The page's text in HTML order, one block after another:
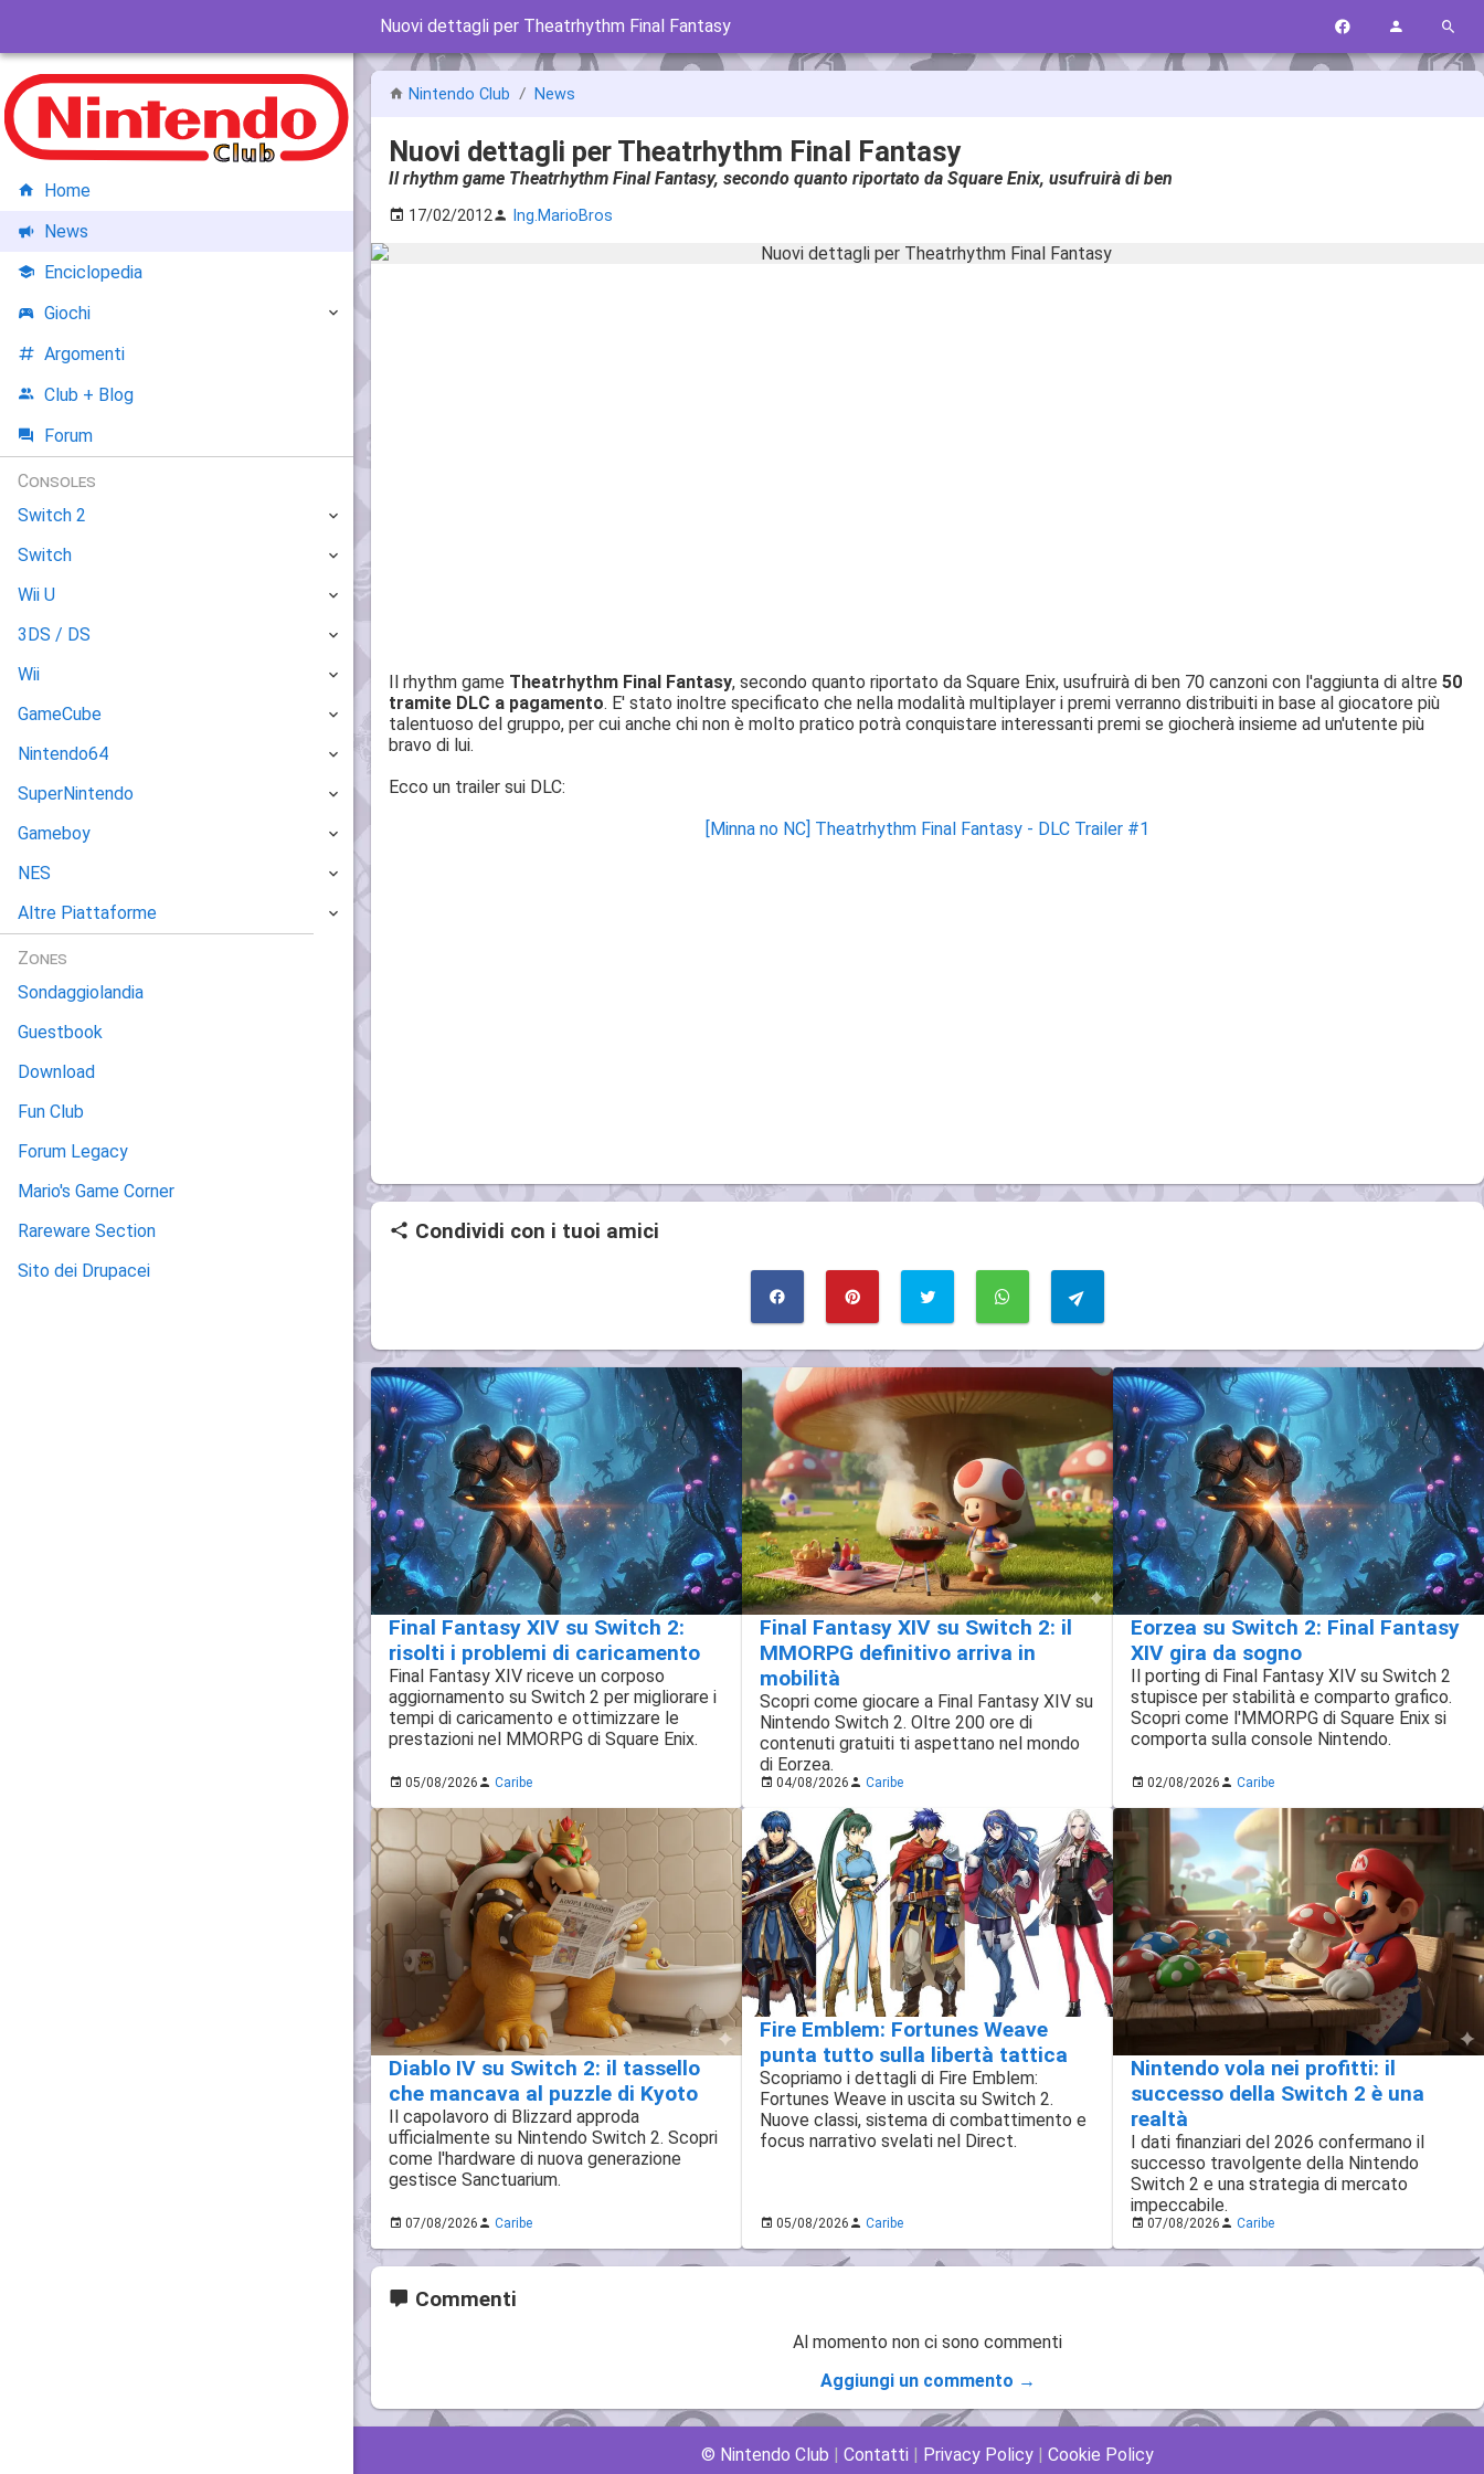
Nuovi dettagli per Theatrhythm Final Fantasy
Nintendo Club News
Nuovi dettagli per Theatrhythm Final Fantasy
Il rhythm game Theatrhythm Final Fantasy, secondo quanto riportato da Square Enix, usufruirà di ben
17/02/2012 Ing.MarioBros
Il rhythm game Theatrhythm Final Fantasy, secondo quanto riportato da Square Enix, usufruirà di ben 70 canzoni con l'aggiunta di altre 50
tramite DLC a pagamento. E' stato inoltre specificato che nella modalità multiplayer i premi verranno distribuiti in base al giocatore più
talentuoso del gruppo, per cui anche chi non è molto pratico potrà conquistare interessanti premi se giocherà insieme ad un'utente più
bravo di lui.
Ecco un trailer sui DLC:
[Minna no NC] Theatrhythm Final Fantasy - DLC Trailer #1
Condividi con i tuoi amici
Final Fantasy XIV su Switch 2:
risolti i problemi di caricamento
Final Fantasy XIV riceve un corposo
aggiornamento su Switch 2 per migliorare i
tempi di caricamento e ottimizzare le
prestazioni nel MMORPG di Square Enix.
05/08/2026 Caribe
Final Fantasy XIV su Switch 2: il
MMORPG definitivo arriva in
mobilità
Scopri come giocare a Final Fantasy XIV su
Nintendo Switch 2. Oltre 200 ore di
contenuti gratuiti ti aspettano nel mondo
di Eorzea.
04/08/2026 Caribe
Eorzea su Switch 2: Final Fantasy
XIV gira da sogno
Il porting di Final Fantasy XIV su Switch 2
stupisce per stabilità e comparto grafico.
Scopri come l'MMORPG di Square Enix si
comporta sulla console Nintendo.
02/08/2026 Caribe
Diablo IV su Switch 2: il tassello
che mancava al puzzle di Kyoto
Il capolavoro di Blizzard approda
ufficialmente su Nintendo Switch 2. Scopri
come l'hardware di nuova generazione
gestisce Sanctuarium.
07/08/2026 Caribe
Fire Emblem: Fortunes Weave
punta tutto sulla libertà tattica
Scopriamo i dettagli di Fire Emblem:
Fortunes Weave in uscita su Switch 2.
Nuove classi, sistema di combattimento e
focus narrativo svelati nel Direct.
05/08/2026 Caribe
Nintendo vola nei profitti: il
successo della Switch 2 è una
realtà
I dati finanziari del 2026 confermano il
successo travolgente della Nintendo
Switch 2 e una strategia di mercato
impeccabile.
07/08/2026 Caribe
Commenti
Al momento non ci sono commenti
Aggiungi un commento →
Home
News
Enciclopedia
Giochi
Argomenti
Club + Blog
Forum
Consoles
Switch 2
Switch
Wii U
3DS / DS
Wii
GameCube
Nintendo64
SuperNintendo
Gameboy
NES
Altre Piattaforme
Zones
Sondaggiolandia
Guestbook
Download
Fun Club
Forum Legacy
Mario's Game Corner
Rareware Section
Sito dei Drupacei
© Nintendo Club Contatti Privacy Policy Cookie Policy